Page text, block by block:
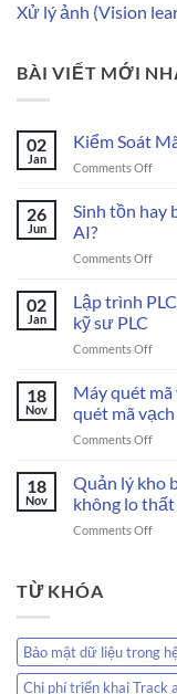
Xử lý ảnh (Vision
BÀI VIẾT MỚI
02
Jan
Kiểm Soát
Comments Offon
Soát
Mã
Code
Giả
26
Jun
Sinh tồn hay
AI?
Comments Offon
tồn
hay
loại
Bạn
chọn
gì
AI?
02
Jan
Lập trình
kỹ sư PLC
Comments Offon
trình
PLC
là
gì?
việc
và
18
Nov
Máy quét mã
quét mã vạch
Comments Offon
quét
mã
vạch
là
máy
quét
mã
18
Nov
Quản lý kho
không lo
Comments Offon
Giải
pháp
TỪ KHÓA
Bảo mật dữ liệu trong
Chi phí triển khai Track